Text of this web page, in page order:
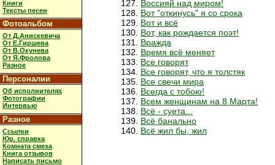
Книги
Тексты песен
Фотоальбом
От Д.Анискевича
От Е.Гиршева
От В.Окунева
От Я.Фролова
Разное
Персоналии
Об исполнителях
Фотографии
Интервью
Разное
Ссылки
Юр. справка
Комната смеха
Книга отзывов
Написать письмо
Воссияй над миром!
Вот "откинусь" я со срока
Вот и всё
Вот, как рождается поэт!
Вражда
Время всё меняет
Все говорят
Все говорят, что я толстяк
Все свечи мира
Всегда с тобою!
Всем женщинам на 8 Марта!
Всё - суета...
Всё банально
Всё жил бы, жил